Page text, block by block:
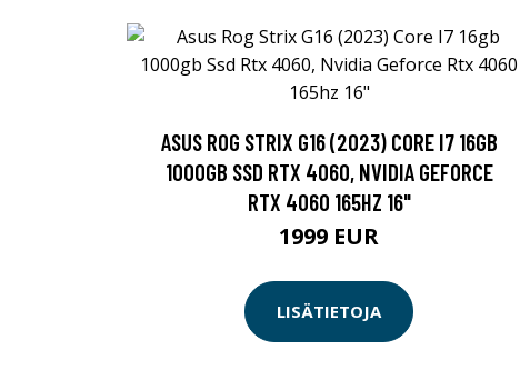
ASUS ROG STRIX G16 (2023) CORE I7 16GB
1000GB SSD RTX 4060, NVIDIA GEFORCE
RTX 4060 165HZ 16"
1999 EUR
LISÄTIETOJA